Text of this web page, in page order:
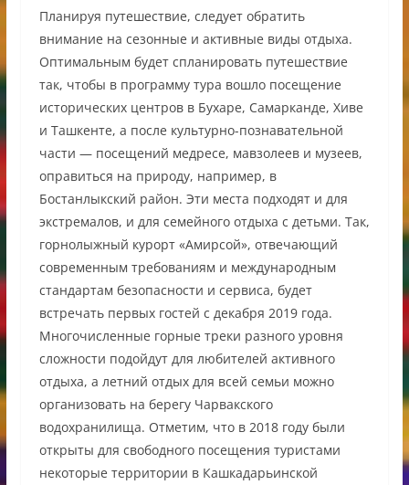
Планируя путешествие, следует обратить
внимание на сезонные и активные виды отдыха.
Оптимальным будет спланировать путешествие
так, чтобы в программу тура вошло посещение
исторических центров в Бухаре, Самарканде, Хиве
и Ташкенте, а после культурно-познавательной
части — посещений медресе, мавзолеев и музеев,
оправиться на природу, например, в
Бостанлыкский район. Эти места подходят и для
экстремалов, и для семейного отдыха с детьми. Так,
горнолыжный курорт «Амирсой», отвечающий
современным требованиям и международным
стандартам безопасности и сервиса, будет
встречать первых гостей с декабря 2019 года.
Многочисленные горные треки разного уровня
сложности подойдут для любителей активного
отдыха, а летний отдых для всей семьи можно
организовать на берегу Чарвакского
водохранилища. Отметим, что в 2018 году были
открыты для свободного посещения туристами
некоторые территории в Кашкадарьинской